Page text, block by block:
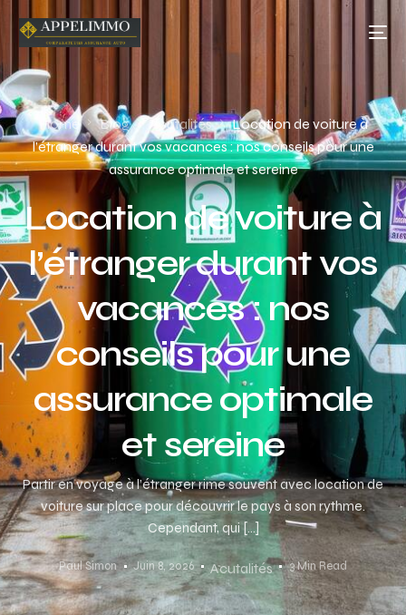
Home Blog Acutalités
Location de voiture à
l’étranger durant vos vacances : nos conseils pour une
assurance optimale et sereine
Location de voiture à
l’étranger durant vos
vacances : nos
conseils pour une
assurance optimale
et sereine
Partir en voyage à l’étranger rime souvent avec location de
voiture sur place pour découvrir le pays à son rythme.
Cependant, qui […]
Paul Simon Juin 8, 2026 Acutalités 3 Min Read